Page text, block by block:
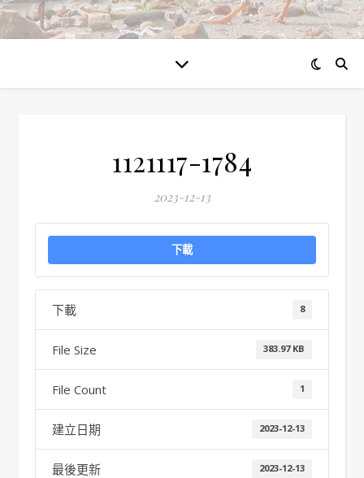
1121117-1784
2023-12-13
下載
下載 8
File Size 383.97 KB
File Count 1
建立日期 2023-12-13
最後更新 2023-12-13